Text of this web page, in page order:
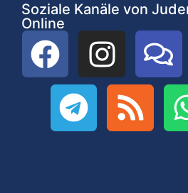
Soziale Kanäle von
Online